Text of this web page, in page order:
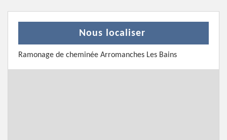
Nous localiser
Ramonage de cheminée Arromanches Les Bains